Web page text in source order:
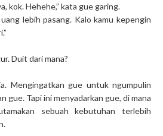
kok. Hehehe,” kata gue garing.
lebih pasang. Kalo kamu kepengin
Duit dari mana?
Mengingatkan gue untuk ngumpulin
gue. Tapi ini menyadarkan gue, di mana
sebuah kebutuhan terlebih